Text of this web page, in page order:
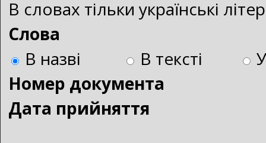
В словах тільки українські
Слова
В назві
В тексті
Номер документа
Дата прийняття